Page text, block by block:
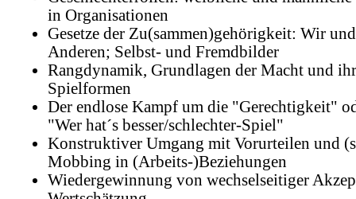
in Organisationen
Gesetze der Zu(sammen)gehörigkeit: Wir
Anderen; Selbst- und Fremdbilder
Rangdynamik, Grundlagen der Macht und
Spielformen
Der endlose Kampf um die "Gerechtigkeit"
"Wer hat´s besser/schlechter-Spiel"
Konstruktiver Umgang mit Vorurteilen und
Mobbing in (Arbeits-)Beziehungen
Wiedergewinnung von wechselseitiger